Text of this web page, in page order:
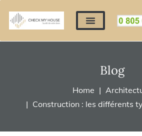
Blog
Home
Construction : les différents